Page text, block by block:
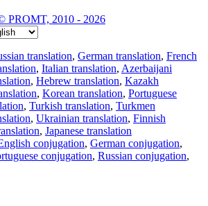
PROMT, 2010 - 2026
translation, German translation, French
, Italian translation, Azerbaijani
, Hebrew translation, Kazakh
, Korean translation, Portuguese
, Turkish translation, Turkmen
, Ukrainian translation, Finnish
, Japanese translation
conjugation, German conjugation,
conjugation, Russian conjugation,